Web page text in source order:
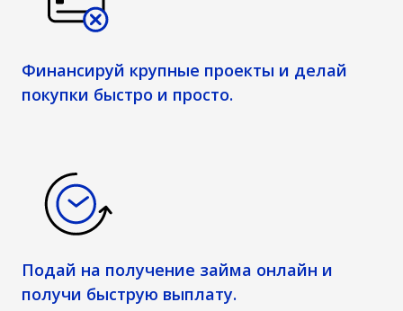
Финансируй крупные проекты и делай
покупки быстро и просто.
Подай на получение займа онлайн и
получи быструю выплату.